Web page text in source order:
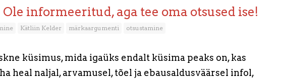
informeeritud, aga tee oma otsused ise!
Kätliin Kelder märkaargumenti otsustamine
küsimus, mida igaüks endalt küsima peaks on, kas
heal naljal, arvamusel, tõel ja ebausaldusväärsel infol,